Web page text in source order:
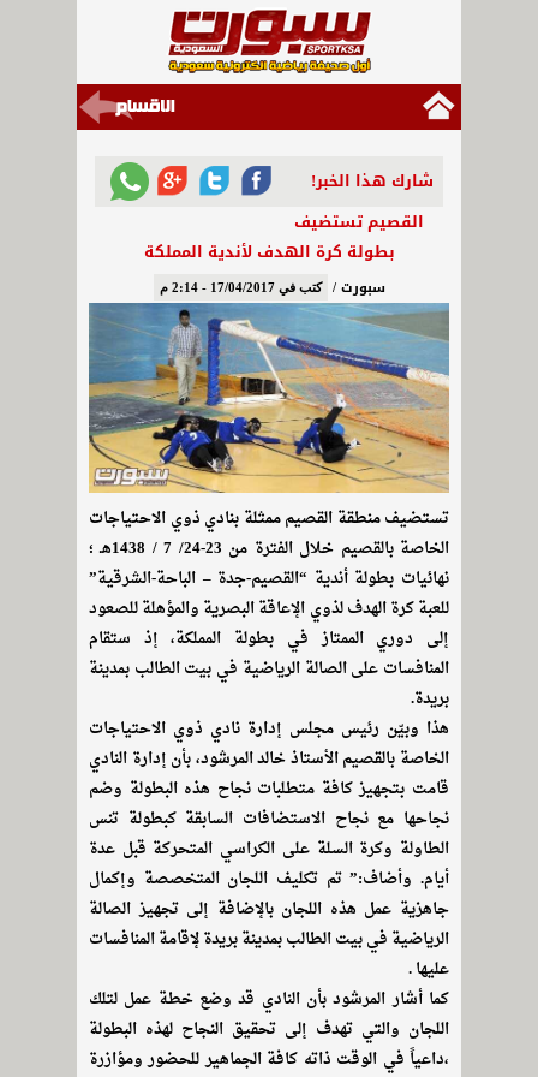
شارك هذا الخبر!
القصيم تستضيف
بطولة كرة الهدف لأندية المملكة
سبورت / كتب في 17/04/2017 - 2:14 م
تستضيف منطقة القصيم ممثلة بنادي ذوي الاحتياجات
الخاصة بالقصيم خلال الفترة من 23-24/ 7 / 1438هـ ؛
نهائيات بطولة أندية “القصيم-جدة – الباحة-الشرقية”
للعبة كرة الهدف لذوي الإعاقة البصرية والمؤهلة للصعود
إلى دوري الممتاز في بطولة المملكة، إذ ستقام
المنافسات على الصالة الرياضية في بيت الطالب بمدينة
بريدة.
هذا وبيّن رئيس مجلس إدارة نادي ذوي الاحتياجات
الخاصة بالقصيم الأستاذ خالد المرشود، بأن إدارة النادي
قامت بتجهيز كافة متطلبات نجاح هذه البطولة وضم
نجاحها مع نجاح الاستضافات السابقة كبطولة تنس
الطاولة وكرة السلة على الكراسي المتحركة قبل عدة
أيام. وأضاف:” تم تكليف اللجان المتخصصة وإكمال
جاهزية عمل هذه اللجان بالإضافة إلى تجهيز الصالة
الرياضية في بيت الطالب بمدينة بريدة لإقامة المنافسات
عليها .
كما أشار المرشود بأن النادي قد وضع خطة عمل لتلك
اللجان والتي تهدف إلى تحقيق النجاح لهذه البطولة
،داعياً في الوقت ذاته كافة الجماهير للحضور ومؤازرة